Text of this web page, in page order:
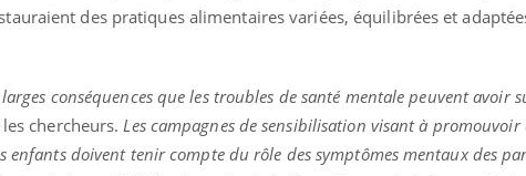
des pratiques alimentaires variées, équilibrées et
conséquences que les troubles de santé mentale peuvent avoir
chercheurs. Les campagnes de sensibilisation visant à promouvoir
enfants doivent tenir compte du rôle des symptômes mentaux des